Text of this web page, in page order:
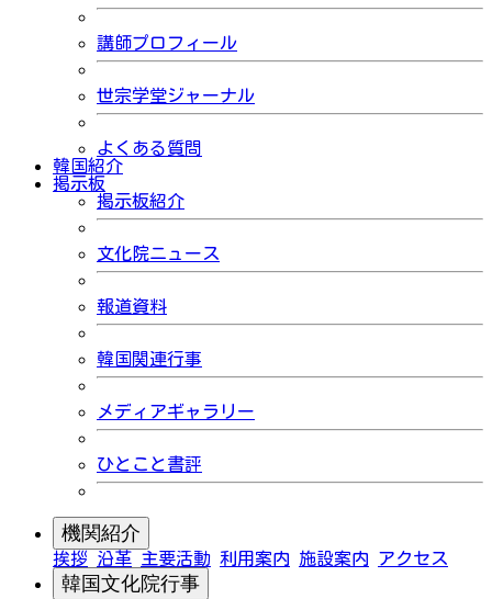
講師プロフィール
世宗学堂ジャーナル
よくある質問
韓国紹介
掲示板
掲示板紹介
文化院ニュース
報道資料
韓国関連行事
メディアギャラリー
ひとこと書評
機関紹介
挨拶 沿革 主要活動 利用案内 施設案内 アクセス
韓国文化院行事